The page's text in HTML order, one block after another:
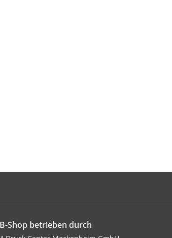
Shop betrieben durch